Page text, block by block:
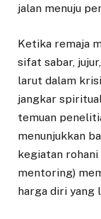
jalan menuju
Ketika remaja
sifat sabar,
larut dalam
jangkar
temuan
menunjukkan
kegiatan
mentoring)
harga diri yang